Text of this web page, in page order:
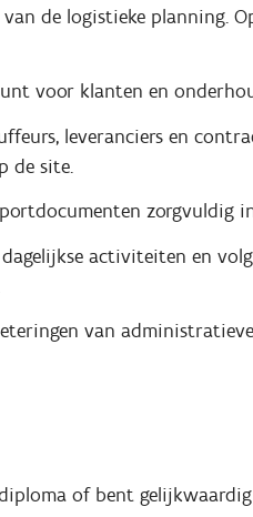
de logistieke planning.
voor klanten en
leveranciers en
de site.
zorgvuldig
activiteiten en
van
of bent